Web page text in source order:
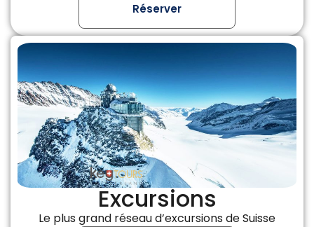
Réserver
Excursions
Le plus grand réseau d’excursions de Suisse